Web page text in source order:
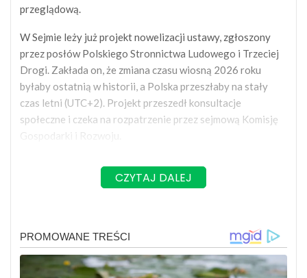
przeglądową.
W Sejmie leży już projekt nowelizacji ustawy, zgłoszony
przez posłów Polskiego Stronnictwa Ludowego i Trzeciej
Drogi. Zakłada on, że zmiana czasu wiosną 2026 roku
byłaby ostatnią w historii, a Polska przeszłaby na stały
czas letni (UTC+2). Projekt przeszedł konsultacje
społeczne i czeka na rozpatrzenie przez sejmową Komisję
Gospodarki i Rozwoju.
CZYTAJ DALEJ